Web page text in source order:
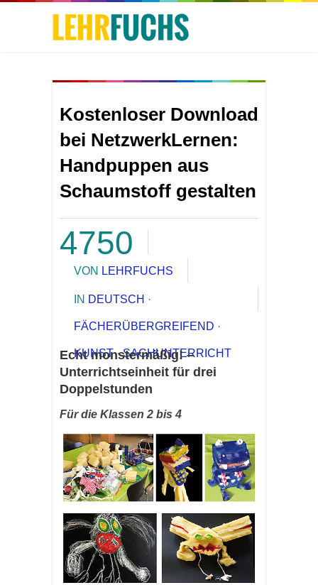
Kostenloser Download
bei NetzwerkLernen:
Handpuppen aus
Schaumstoff gestalten
4750
VON LEHRFUCHS
IN DEUTSCH ·
FÄCHERÜBERGREIFEND ·
KUNST·SACHUNTERRICHT
Echt monstermäßig! –
Unterrichtseinheit für drei
Doppelstunden
Für die Klassen 2 bis 4